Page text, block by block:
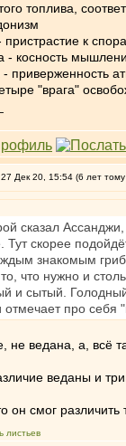
топлива,
к
- косность
приверженность
"врага"
Дек 20, 15:54 (6 лет
сказал
Тут скорее
знакомым
что нужно и
и сытый.
отмечает про себя
не ведана, а, всё
веданы и
он смог различить
листьев